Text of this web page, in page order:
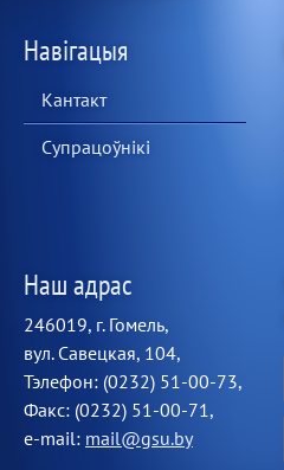
Навігацыя
Кантакт
Супрацоўнікі
Наш адрас
246019, г. Гомель,
вул. Савецкая, 104,
Тэлефон: (0232) 51-00-73,
Факс: (0232) 51-00-71,
e-mail: mail@gsu.by